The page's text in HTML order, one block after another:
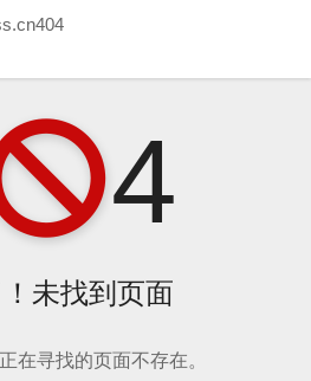
4
未找到页面
在寻找的页面不存在。